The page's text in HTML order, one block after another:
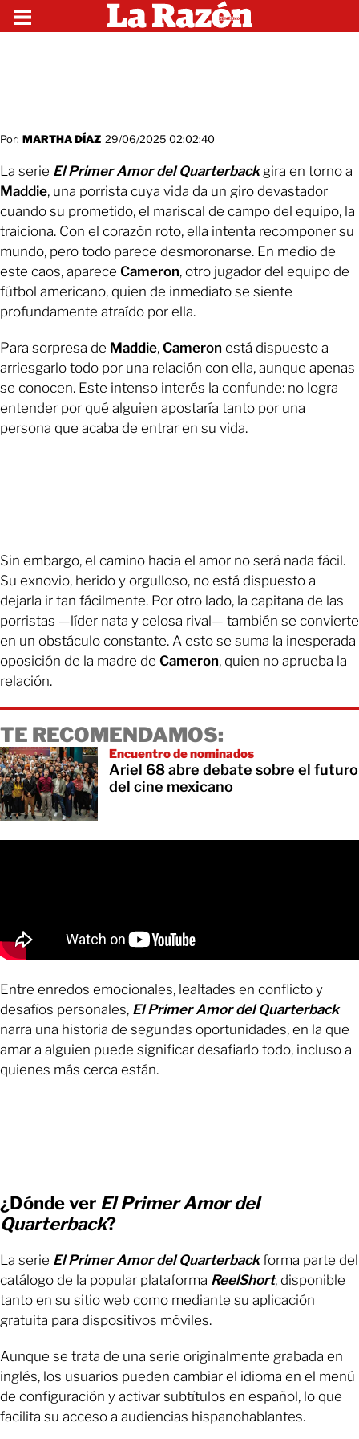
Por: MARTHA DÍAZ 29/06/2025 02:02:40
La serie El Primer Amor del Quarterbackgira en torno a
Maddie, una porrista cuya vida da un giro devastador
cuando su prometido, el mariscal de campo del equipo, la
traiciona. Con el corazón roto, ella intenta recomponer su
mundo, pero todo parece desmoronarse. En medio de
este caos, aparece Cameron, otro jugador del equipo de
fútbol americano, quien de inmediato se siente
profundamente atraído por ella.
Para sorpresa de Maddie, Cameron está dispuesto a
arriesgarlo todo por una relación con ella, aunque apenas
se conocen. Este intenso interés la confunde: no logra
entender por qué alguien apostaría tanto por una
persona que acaba de entrar en su vida.
Sin embargo, el camino hacia el amor no será nada fácil.
Su exnovio, herido y orgulloso, no está dispuesto a
dejarla ir tan fácilmente. Por otro lado, la capitana de las
porristas —líder nata y celosa rival— también se convierte
en un obstáculo constante. A esto se suma la inesperada
oposición de la madre de Cameron, quien no aprueba la
relación.
TE RECOMENDAMOS:
Encuentro de nominados
Ariel 68 abre debate sobre el futuro
del cine mexicano
Entre enredos emocionales, lealtades en conflicto y
desafíos personales, El Primer Amor del Quarterback
narra una historia de segundas oportunidades, en la que
amar a alguien puede significar desafiarlo todo, incluso a
quienes más cerca están.
¿Dónde ver El Primer Amor del
Quarterback?
La serie El Primer Amor del Quarterbackforma parte del
catálogo de la popular plataforma ReelShort, disponible
tanto en su sitio web como mediante su aplicación
gratuita para dispositivos móviles.
Aunque se trata de una serie originalmente grabada en
inglés, los usuarios pueden cambiar el idioma en el menú
de configuración y activar subtítulos en español, lo que
facilita su acceso a audiencias hispanohablantes.